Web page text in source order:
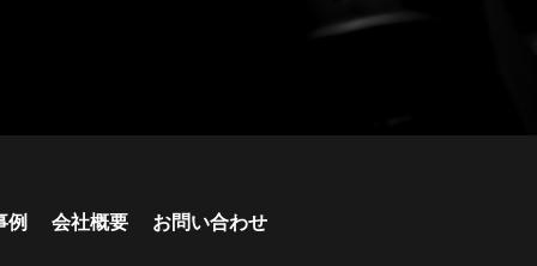
例 会社概要 お問い合わせ